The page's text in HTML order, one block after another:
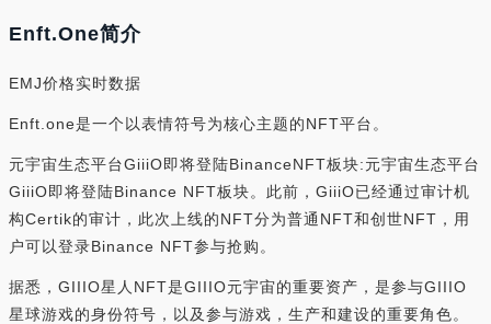
Enft.One简介
EMJ价格实时数据
Enft.one是一个以表情符号为核心主题的NFT平台。
元宇宙生态平台GiiiO即将登陆BinanceNFT板块:元宇宙生态平台
GiiiO即将登陆Binance NFT板块。此前，GiiiO已经通过审计机
构Certik的审计，此次上线的NFT分为普通NFT和创世NFT，用
户可以登录Binance NFT参与抢购。
据悉，GIIIO星人NFT是GIIIO元宇宙的重要资产，是参与GIIIO
星球游戏的身份符号，以及参与游戏，生产和建设的重要角色。